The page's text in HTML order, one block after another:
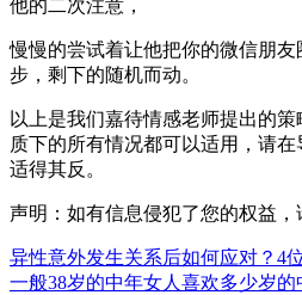
他的二次注意，
慢慢的尝试着让他把你的微信朋
步，剩下的随机而动。
以上是我们嘉待情感老师提出的
质下的所有情况都可以适用，请
适得其反。
声明：如有信息侵犯了您的权益，
异性意外发生关系后如何应对？4
一般38岁的中年女人喜欢多少岁